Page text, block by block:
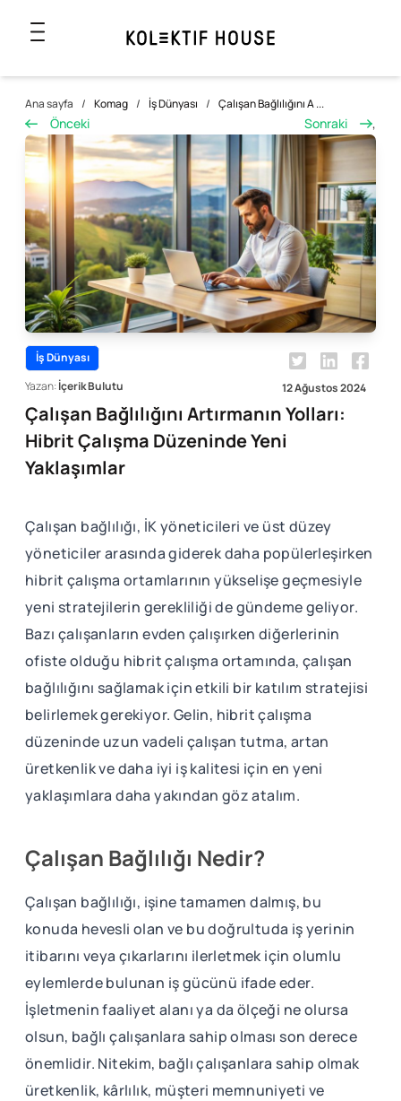
Ana sayfa / Komag / İş Dünyası / Çalışan Bağlılığını A ...
Önceki Sonraki ,
İş Dünyası
Yazan:İçerik Bulutu 12 Ağustos 2024
Çalışan Bağlılığını Artırmanın Yolları:
Hibrit Çalışma Düzeninde Yeni
Yaklaşımlar
Çalışan bağlılığı, İK yöneticileri ve üst düzey
yöneticiler arasında giderek daha popülerleşirken
hibrit çalışma ortamlarının yükselişe geçmesiyle
yeni stratejilerin gerekliliği de gündeme geliyor.
Bazı çalışanların evden çalışırken diğerlerinin
ofiste olduğu hibrit çalışma ortamında, çalışan
bağlılığını sağlamak için etkili bir katılım stratejisi
belirlemek gerekiyor. Gelin, hibrit çalışma
düzeninde uzun vadeli çalışan tutma, artan
üretkenlik ve daha iyi iş kalitesi için en yeni
yaklaşımlara daha yakından göz atalım.
Çalışan Bağlılığı Nedir?
Çalışan bağlılığı, işine tamamen dalmış, bu
konuda hevesli olan ve bu doğrultuda iş yerinin
itibarını veya çıkarlarını ilerletmek için olumlu
eylemlerde bulunan iş gücünü ifade eder.
İşletmenin faaliyet alanı ya da ölçeği ne olursa
olsun, bağlı çalışanlara sahip olması son derece
önemlidir. Nitekim, bağlı çalışanlara sahip olmak
üretkenlik, kârlılık, müşteri memnuniyeti ve